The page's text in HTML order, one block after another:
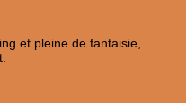
et pleine de fantaisie,